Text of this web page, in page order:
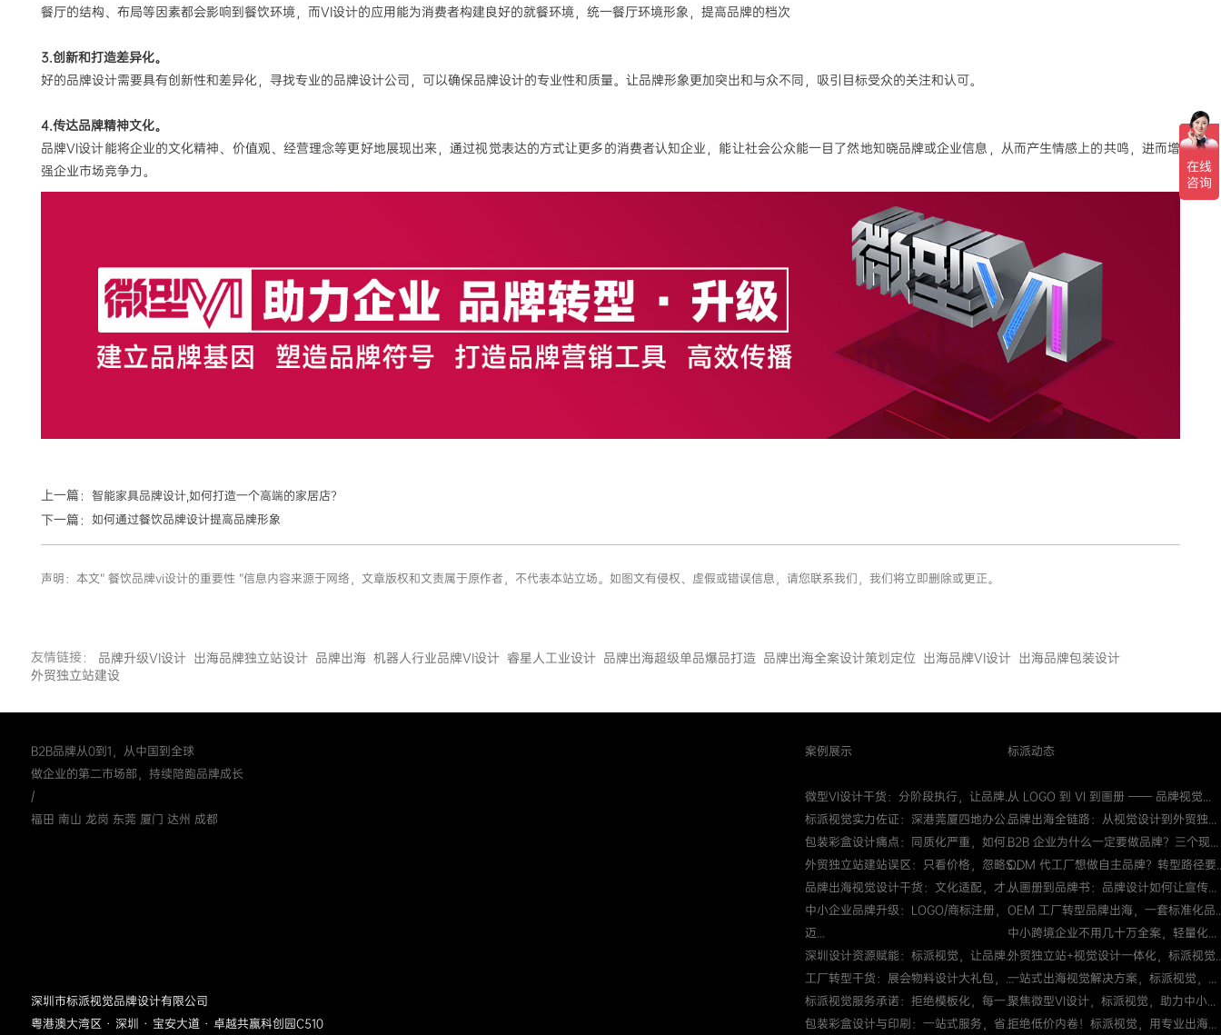
餐厅的结构、布局等因素都会影响到餐饮环境，而VI设计的应用能为消费者构建良好的就餐环境，统一餐厅环境形象，提高品牌的档次
3.创新和打造差异化。
好的品牌设计需要具有创新性和差异化，寻找专业的品牌设计公司，可以确保品牌设计的专业性和质量。让品牌形象更加突出和与众不同，吸引目标受众的关注和认可。
4.传达品牌精神文化。
品牌VI设计能将企业的文化精神、价值观、经营理念等更好地展现出来，通过视觉表达的方式让更多的消费者认知企业，能让社会公众能一目了然地知晓品牌或企业信息，从而产生情感上的共鸣，进而增
强企业市场竞争力。
上一篇： 智能家具品牌设计,如何打造一个高端的家居店？
下一篇： 如何通过餐饮品牌设计提高品牌形象
声明：本文“ 餐饮品牌vi设计的重要性 ”信息内容来源于网络，文章版权和文责属于原作者，不代表本站立场。如图文有侵权、虚假或错误信息，请您联系我们，我们将立即删除或更正。
友情链接： 品牌升级VI设计 出海品牌独立站设计 品牌出海 机器人行业品牌VI设计 睿星人工业设计 品牌出海超级单品爆品打造 品牌出海全案设计策划定位 出海品牌VI设计 出海品牌包装设计
外贸独立站建设
B2B品牌从0到1，从中国到全球
做企业的第二市场部，持续陪跑品牌成长
/
福田 南山 龙岗 东莞 厦门 达州 成都
深圳市标派视觉品牌设计有限公司
粤港澳大湾区 · 深圳 · 宝安大道 · 卓越共赢科创园C510
案例展示
微型VI设计干货：分阶段执行，让品牌...
标派视觉实力佐证：深港莞厦四地办公...
包装彩盒设计痛点：同质化严重，如何...
外贸独立站建站误区：只看价格，忽略S...
品牌出海视觉设计干货：文化适配，才...
中小企业品牌升级：LOGO/商标注册，
迈...
深圳设计资源赋能：标派视觉，让品牌...
工厂转型干货：展会物料设计大礼包，...
标派视觉服务承诺：拒绝模板化，每一...
包装彩盒设计与印刷：一站式服务，省...
标派动态
从 LOGO 到 VI 到画册 —— 品牌视觉...
品牌出海全链路：从视觉设计到外贸独...
B2B 企业为什么一定要做品牌？三个现...
ODM 代工厂想做自主品牌？转型路径要
从画册到品牌书：品牌设计如何让宣传...
OEM 工厂转型品牌出海，一套标准化品
中小跨境企业不用几十万全案，轻量化...
外贸独立站+视觉设计一体化，标派视觉
一站式出海视觉解决方案，标派视觉，...
聚焦微型VI设计，标派视觉，助力中小...
拒绝低价内卷！标派视觉，用专业出海...